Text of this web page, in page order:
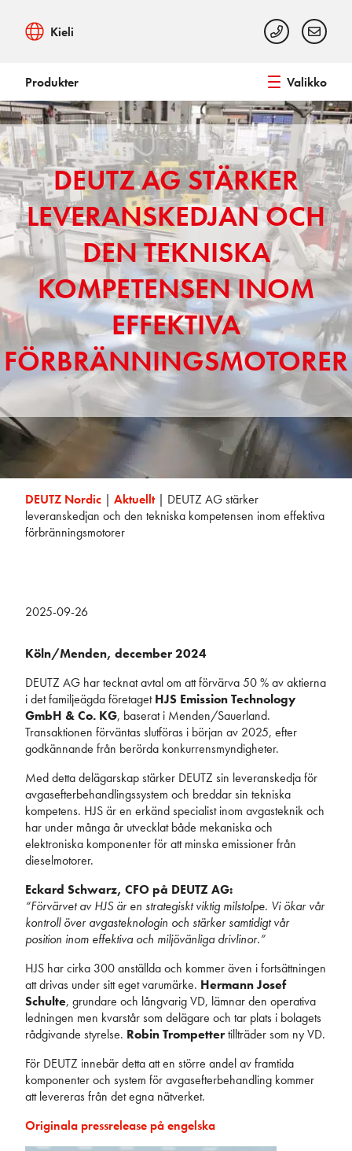
Kieli
Produkter Valikko
DEUTZ AG STÄRKER
LEVERANSKEDJAN OCH
DEN TEKNISKA
KOMPETENSEN INOM
EFFEKTIVA
FÖRBRÄNNINGSMOTORER
DEUTZ Nordic | Aktuellt| DEUTZ AG stärker
leveranskedjan och den tekniska kompetensen inom effektiva
förbränningsmotorer
2025-09-26
Köln/Menden, december 2024
DEUTZ AG har tecknat avtal om att förvärva 50 % av aktierna
i det familjeägda företagetHJS Emission Technology
GmbH & Co. KG, baserat i Menden/Sauerland.
Transaktionen förväntas slutföras i början av 2025, efter
godkännande från berörda konkurrensmyndigheter.
Med detta delägarskap stärker DEUTZ sin leveranskedja för
avgasefterbehandlingssystem och breddar sin tekniska
kompetens. HJS är en erkänd specialist inom avgasteknik och
har under många år utvecklat både mekaniska och
elektroniska komponenter för att minska emissioner från
dieselmotorer.
Eckard Schwarz, CFO på DEUTZ AG:
“Förvärvet av HJS är en strategiskt viktig milstolpe. Vi ökar vår
kontroll över avgasteknologin och stärker samtidigt vår
position inom effektiva och miljövänliga drivlinor.”
HJS har cirka 300 anställda och kommer även i fortsättningen
att drivas under sitt eget varumärke. Hermann Josef
Schulte, grundare och långvarig VD, lämnar den operativa
ledningen men kvarstår som delägare och tar plats i bolagets
rådgivande styrelse. Robin Trompettertillträder som ny VD.
För DEUTZ innebär detta att en större andel av framtida
komponenter och system för avgasefterbehandling kommer
att levereras från det egna nätverket.
Originala pressrelease på engelska